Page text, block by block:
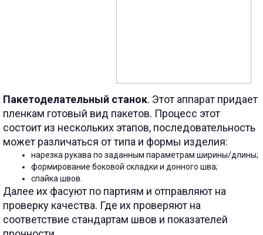
Пакетоделательный станок. Этот аппарат придает
пленкам готовый вид пакетов. Процесс этот
состоит из нескольких этапов, последовательность
может различаться от типа и формы изделия:
нарезка рукава по заданным параметрам ширины/длины;
формирование боковой складки и донного шва;
спайка швов.
Далее их фасуют по партиям и отправляют на
проверку качества. Где их проверяют на
соответствие стандартам швов и показателей